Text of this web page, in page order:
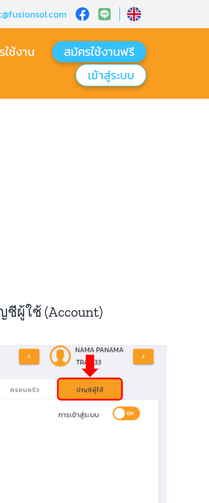
ช้งาน
สมัครใช้งานฟรี
เข้าสู่ระบบ​
ผู้ใช้ (Account)